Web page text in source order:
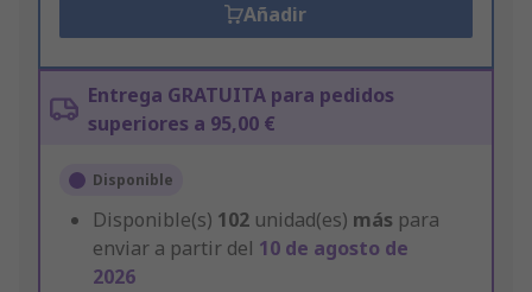
Añadir
Entrega GRATUITA para pedidos
superiores a 95,00 €
Disponible
Disponible(s) 102 unidad(es) más para
enviar a partir del 10 de agosto de
2026